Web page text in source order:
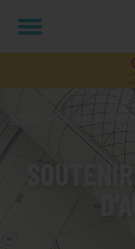
Actualités